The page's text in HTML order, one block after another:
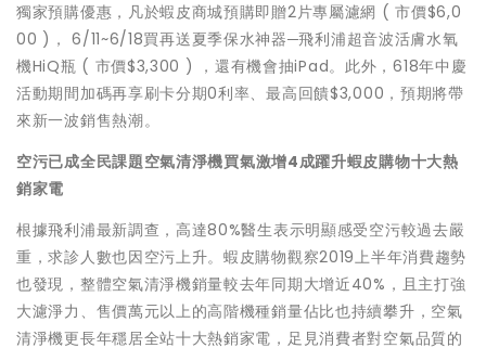
獨家預購優惠，凡於蝦皮商城預購即贈2片專屬濾網 ( 市價$6,0
00 )， 6/11~6/18買再送夏季保水神器─飛利浦超音波活膚水氧
機HiQ瓶 ( 市價$3,300 ) ，還有機會抽iPad。此外，618年中慶
活動期間加碼再享刷卡分期0利率、最高回饋$3,000，預期將帶
來新一波銷售熱潮。
空污已成全民課題空氣清淨機買氣激增4成躍升蝦皮購物十大熱
銷家電
根據飛利浦最新調查，高達80%醫生表示明顯感受空污較過去嚴
重，求診人數也因空污上升。蝦皮購物觀察2019上半年消費趨勢
也發現，整體空氣清淨機銷量較去年同期大增近40%，且主打強
大濾淨力、售價萬元以上的高階機種銷量佔比也持續攀升，空氣
清淨機更長年穩居全站十大熱銷家電，足見消費者對空氣品質的